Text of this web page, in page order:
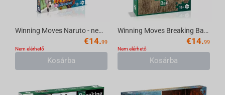
Winning Moves Naruto - new design Puzzle 1000pcs
€14.99
Nem elérhető
Kosárba
Winning Moves Breaking Bad - Poster Puzzles 1000 pcs
€14.99
Nem elérhető
Kosárba